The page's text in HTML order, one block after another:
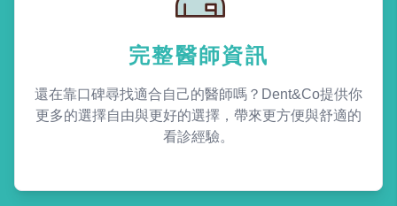
完整醫師資訊
還在靠口碑尋找適合自己的醫師嗎？Dent&Co提供你
更多的選擇自由與更好的選擇，帶來更方便與舒適的
看診經驗。